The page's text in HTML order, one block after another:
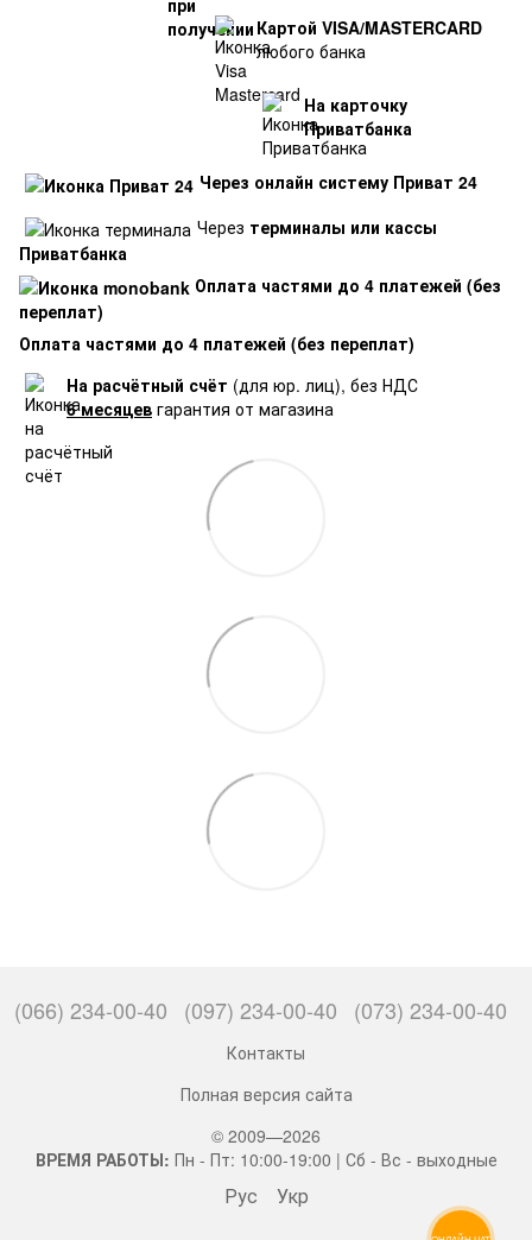
Картой VISA/MASTERCARD
любого банка
На карточку
Приватбанка
Через онлайн систему Приват 24
Через терминалы или кассы
Приватбанка
Оплата частями до 4 платежей (без
переплат)
Оплата частями до 4 платежей (без переплат)
На расчётный счёт (для юр. лиц), без НДС
6 месяцев гарантия от магазина
(066) 234-00-40 (097) 234-00-40 (073) 234-00-40
Контакты
Полная версия сайта
© 2009—2026
ВРЕМЯ РАБОТЫ: Пн - Пт: 10:00-19:00 | Сб - Вс - выходные
Рус Укр